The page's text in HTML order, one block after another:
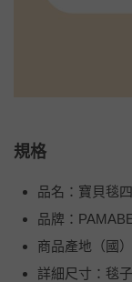
規格
品名：寶貝毯
品牌：
商品產地（國
詳細尺寸：毯